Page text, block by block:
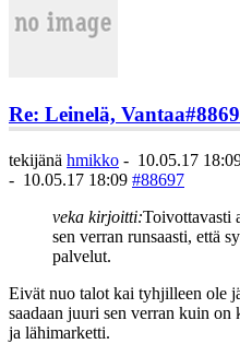
Re: Leinelä, Vantaa
tekijänä hmikko - 10.05.17
- 10.05.17 18:09 #88697
veka kirjoitti:Toivottavasti
sen verran runsaasti, että
palvelut.
Eivät nuo talot kai tyhjilleen ole
saadaan juuri sen verran kuin
ja lähimarketti.